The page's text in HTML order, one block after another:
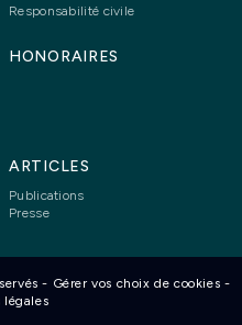
Responsabilité civile
HONORAIRES
ARTICLES
Publications
Presse
- Gérer vos choix de cookies -
légales